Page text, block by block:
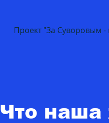
Проект "За Суворовым -
Что наша